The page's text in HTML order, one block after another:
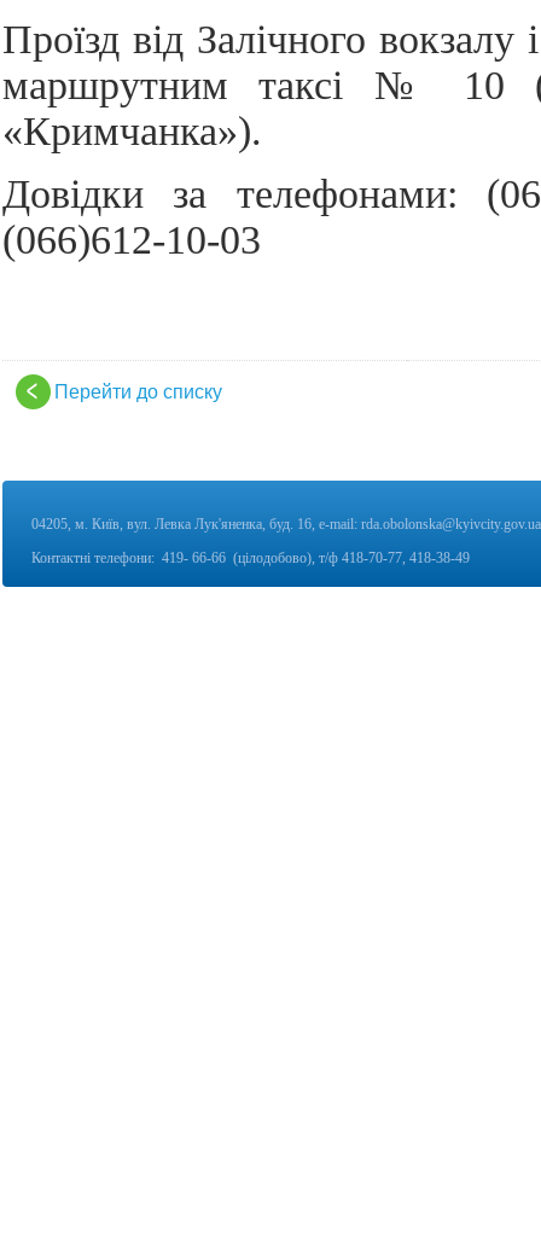
Проїзд від Залічного вокзалу
маршрутним таксі № 10
«Кримчанка»).
Довідки за телефонами:
(066)612-10-03
Перейти до списку
04205, м. Київ, вул. Левка Лук'яненка, буд. 16, e-mail: rda.obolonska@kyivcity.gov.ua
Контактні телефони: 419- 66-66 (цілодобово), т/ф 418-70-77, 418-38-49